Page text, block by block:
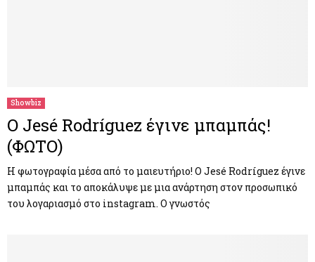
Showbiz
Ο Jesé Rodríguez έγινε μπαμπάς!
(ΦΩΤΟ)
Η φωτογραφία μέσα από το μαιευτήριο! Ο Jesé Rodríguez έγινε
μπαμπάς και το αποκάλυψε με μια ανάρτηση στον προσωπικό
του λογαριασμό στο instagram. Ο γνωστός